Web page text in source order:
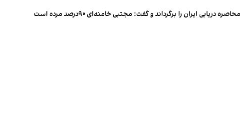
ایران را برگرداند و گفت: مجتبی خامنه‌ای ۹۰درصد مرده است